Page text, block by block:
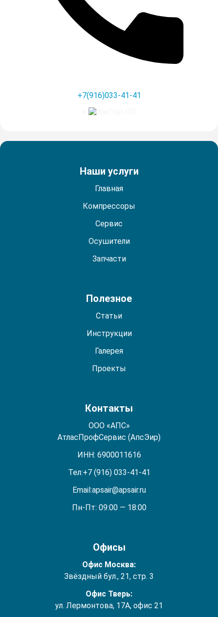
+7(916)033-41-41
Наши услуги
Главная
Компрессоры
Сервис
Осушители
Запчасти
Полезное
Статьи
Инструкции
Галерея
Проекты
Контакты
ООО «АПС»
АтласПрофСервис (АпсЭир)
ИНН: 6900011616
Тел:+7 (916) 033-41-41
Email:apsair@apsair.ru
Пн-Пт: 09:00 — 18:00
Офисы
Офис Москва:
Звёздный бул., 21, стр. 3
Офис Тверь:
ул. Лермонтова, 17А, офис 21